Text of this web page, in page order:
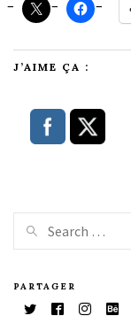
J’AIME ÇA :
PARTAGER